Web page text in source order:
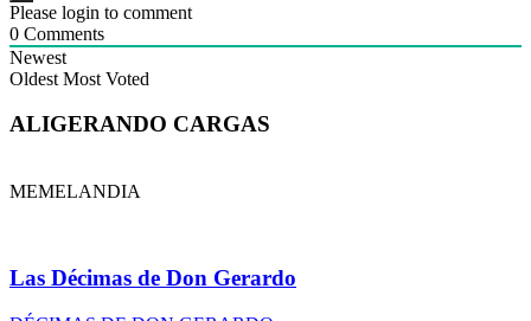
Please login to comment
0 Comments
Newest
Oldest Most Voted
ALIGERANDO CARGAS
MEMELANDIA
Las Décimas de Don Gerardo